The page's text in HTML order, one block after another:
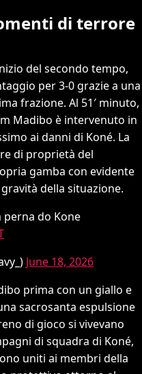
di terrore
del secondo tempo,
per 3-0 grazie a una
frazione. Al 51′ minuto,
Madibo è intervenuto in
ai danni di Koné. La
di proprietà del
gamba con evidente
della situazione.
do Kone
June 18, 2026
prima con un giallo e
sacrosanta espulsione
di gioco si vivevano
di squadra di Koné,
uniti ai membri della